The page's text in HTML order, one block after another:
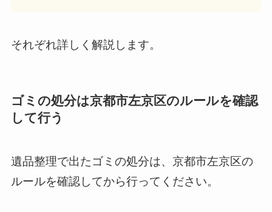
それぞれ詳しく解説します。
ゴミの処分は京都市左京区のルールを確認
して行う
遺品整理で出たゴミの処分は、京都市左京区の
ルールを確認してから行ってください。